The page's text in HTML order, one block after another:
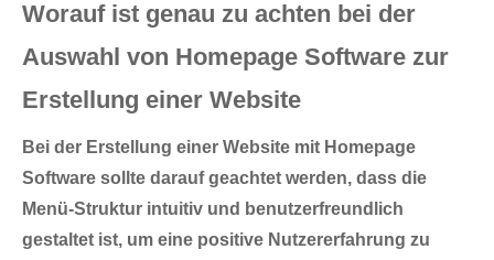
Worauf ist genau zu achten bei der
Auswahl von Homepage Software zur
Erstellung einer Website
Bei der Erstellung einer Website mit Homepage
Software sollte darauf geachtet werden, dass die
Menü-Struktur intuitiv und benutzerfreundlich
gestaltet ist, um eine positive Nutzererfahrung zu